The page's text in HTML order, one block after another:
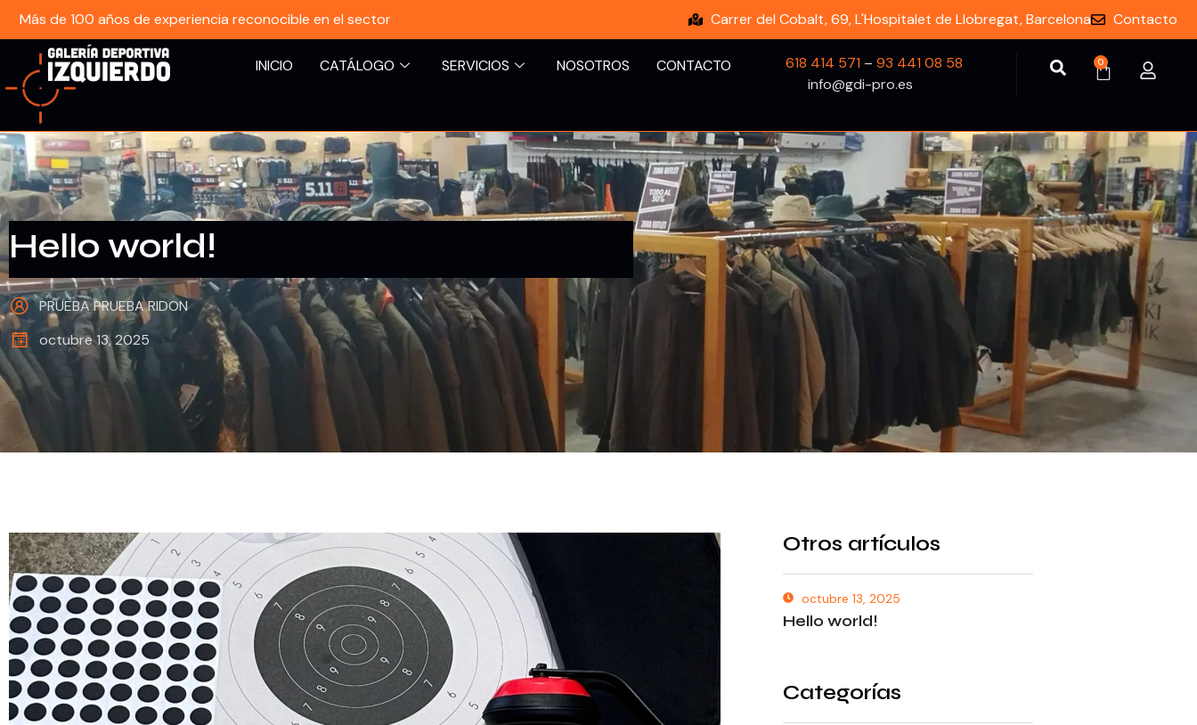
Más de 100 años de experiencia reconocible en el sector Carrer del Cobalt, 69, L'Hospitalet de Llobregat, Barcelona Contacto
INICIO CATÁLOGO SERVICIOS NOSOTROS CONTACTO 618 414 571 –93 441 08 58
info@gdi-pro.es
0
Hello world!
PRUEBA PRUEBA RIDON
octubre 13, 2025
Otros artículos
octubre 13, 2025
Hello world!
Categorías